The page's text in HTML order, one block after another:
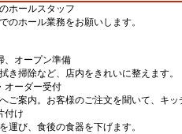
ホールスタッフ
のホール業務をお願いします。
、オープン準備
き掃除など、店内をきれいに整えます。
オーダー受付
ご案内。お客様のご注文を聞いて、キッ
付け
運び、食後の食器を下げます。